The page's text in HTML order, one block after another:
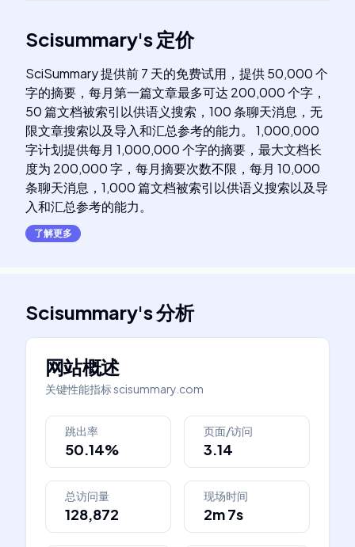
Scisummary's 定价
SciSummary 提供前 7 天的免费试用，提供 50,000 个
字的摘要，每月第一篇文章最多可达 200,000 个字，
50 篇文档被索引以供语义搜索，100 条聊天消息，无
限文章搜索以及导入和汇总参考的能力。 1,000,000
字计划提供每月 1,000,000 个字的摘要，最大文档长
度为 200,000 字，每月摘要次数不限，每月 10,000
条聊天消息，1,000 篇文档被索引以供语义搜索以及导
入和汇总参考的能力。
了解更多
Scisummary's分析
网站概述
关键性能指标scisummary.com
跳出率
50.14%
页面/访问
3.14
总访问量
128,872
现场时间
2m 7s